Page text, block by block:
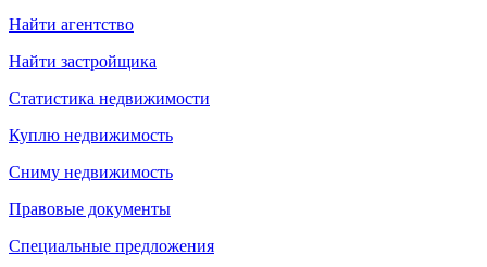
Найти агентство
Найти застройщика
Статистика недвижимости
Куплю недвижимость
Сниму недвижимость
Правовые документы
Специальные предложения